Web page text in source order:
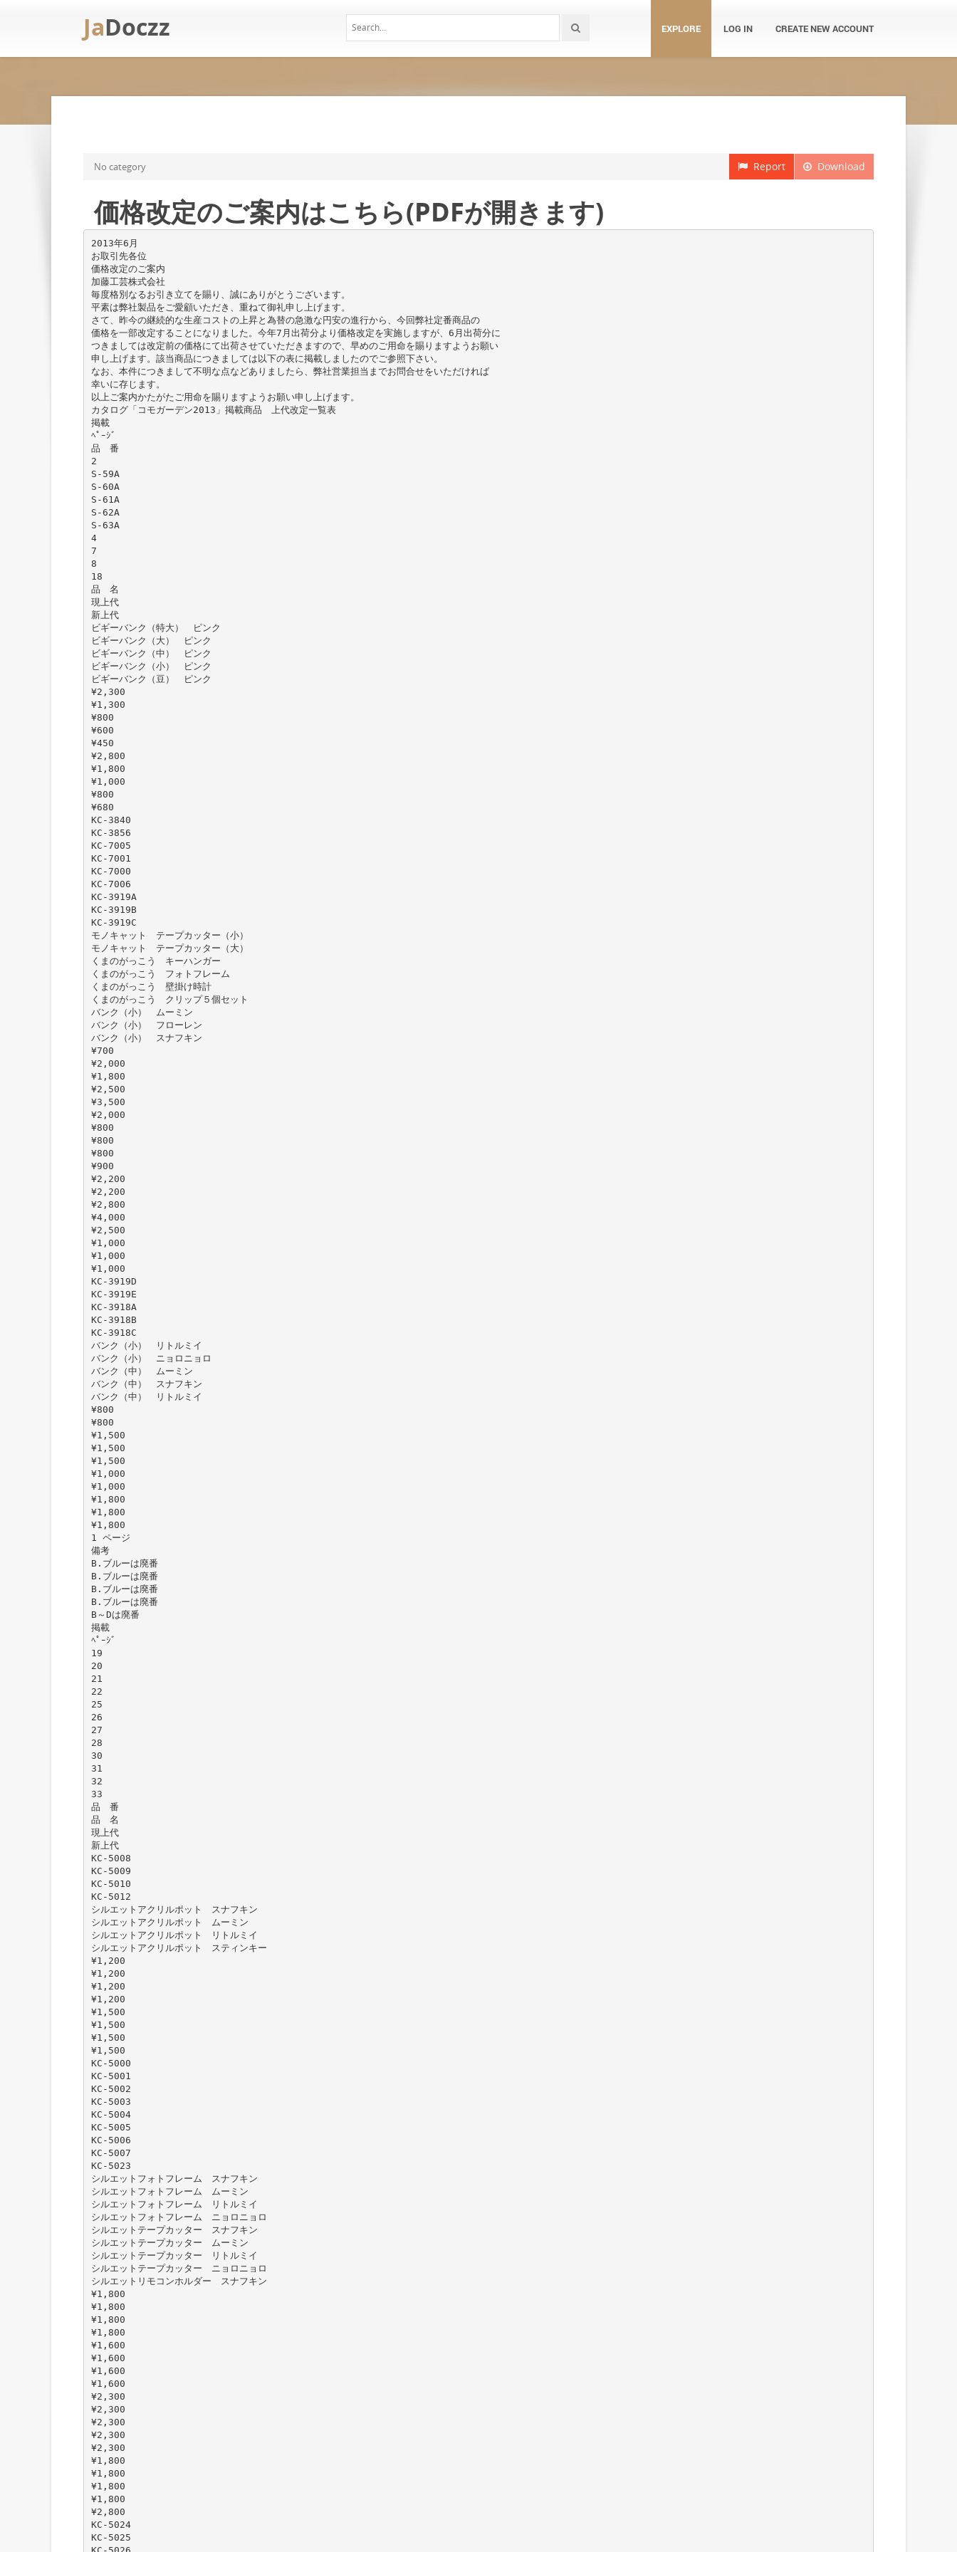
JaDoczz EXPLORE LOG IN CREATE NEW ACCOUNT
Download
Report
No category
価格改定のご案内はこちら(PDFが開きます)
2013年6月
お取引先各位
価格改定のご案内
加藤工芸株式会社
毎度格別なるお引き立てを賜り、誠にありがとうございます。
平素は弊社製品をご愛顧いただき、重ねて御礼申し上げます。
さて、昨今の継続的な生産コストの上昇と為替の急激な円安の進行から、今回弊社定番商品の
価格を一部改定することになりました。今年7月出荷分より価格改定を実施しますが、6月出荷分に
つきましては改定前の価格にて出荷させていただきますので、早めのご用命を賜りますようお願い
申し上げます。該当商品につきましては以下の表に掲載しましたのでご参照下さい。
なお、本件につきまして不明な点などありましたら、弊社営業担当までお問合せをいただければ
幸いに存じます。
以上ご案内かたがたご用命を賜りますようお願い申し上げます。
カタログ「コモガーデン2013」掲載商品 上代改定一覧表
掲載
ﾍﾟｰｼﾞ
品 番
2
S-59A
S-60A
S-61A
S-62A
S-63A
4
7
8
18
品 名
現上代
新上代
ビギーバンク（特大） ピンク
ビギーバンク（大） ピンク
ビギーバンク（中） ピンク
ビギーバンク（小） ピンク
ビギーバンク（豆） ピンク
¥2,300
¥1,300
¥800
¥600
¥450
¥2,800
¥1,800
¥1,000
¥800
¥680
KC-3840
KC-3856
KC-7005
KC-7001
KC-7000
KC-7006
KC-3919A
KC-3919B
KC-3919C
モノキャット テープカッター（小）
モノキャット テープカッター（大）
くまのがっこう キーハンガー
くまのがっこう フォトフレーム
くまのがっこう 壁掛け時計
くまのがっこう クリップ５個セット
バンク（小） ムーミン
バンク（小） フローレン
バンク（小） スナフキン
¥700
¥2,000
¥1,800
¥2,500
¥3,500
¥2,000
¥800
¥800
¥800
¥900
¥2,200
¥2,200
¥2,800
¥4,000
¥2,500
¥1,000
¥1,000
¥1,000
KC-3919D
KC-3919E
KC-3918A
KC-3918B
KC-3918C
バンク（小） リトルミイ
バンク（小） ニョロニョロ
バンク（中） ムーミン
バンク（中） スナフキン
バンク（中） リトルミイ
¥800
¥800
¥1,500
¥1,500
¥1,500
¥1,000
¥1,000
¥1,800
¥1,800
¥1,800
1 ページ
備考
B.ブルーは廃番
B.ブルーは廃番
B.ブルーは廃番
B.ブルーは廃番
B～Dは廃番
掲載
ﾍﾟｰｼﾞ
19
20
21
22
25
26
27
28
30
31
32
33
品 番
品 名
現上代
新上代
KC-5008
KC-5009
KC-5010
KC-5012
シルエットアクリルポット スナフキン
シルエットアクリルポット ムーミン
シルエットアクリルポット リトルミイ
シルエットアクリルポット スティンキー
¥1,200
¥1,200
¥1,200
¥1,200
¥1,500
¥1,500
¥1,500
¥1,500
KC-5000
KC-5001
KC-5002
KC-5003
KC-5004
KC-5005
KC-5006
KC-5007
KC-5023
シルエットフォトフレーム スナフキン
シルエットフォトフレーム ムーミン
シルエットフォトフレーム リトルミイ
シルエットフォトフレーム ニョロニョロ
シルエットテープカッター スナフキン
シルエットテープカッター ムーミン
シルエットテープカッター リトルミイ
シルエットテープカッター ニョロニョロ
シルエットリモコンホルダー スナフキン
¥1,800
¥1,800
¥1,800
¥1,800
¥1,600
¥1,600
¥1,600
¥1,600
¥2,300
¥2,300
¥2,300
¥2,300
¥2,300
¥1,800
¥1,800
¥1,800
¥1,800
¥2,800
KC-5024
KC-5025
KC-5026